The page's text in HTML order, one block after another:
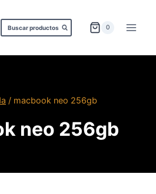
Buscar productos 0
/ macbook neo 256gb
neo 256gb